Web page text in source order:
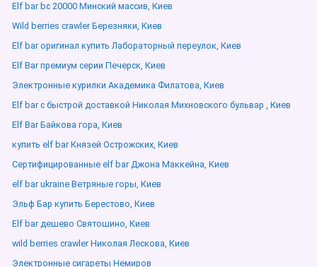
Elf bar bc 20000 Минский массив, Киев
Wild berries crawler Березняки, Киев
Elf bar оригинал купить Лабораторный переулок, Киев
Elf Bar премиум серии Печерск, Киев
Электронные курилки Академика Филатова, Киев
Elf bar с быстрой доставкой Николая Михновского бульвар , Киев
Elf Bar Байкова гора, Киев
купить elf bar Князей Острожских, Киев
Сертифицированные elf bar Джона Маккейна, Киев
elf bar ukraine Ветряные горы, Киев
Эльф Бар купить Берестово, Киев
Elf bar дешево Святошино, Киев
wild berries crawler Николая Лескова, Киев
Электронные сигареты Немиров